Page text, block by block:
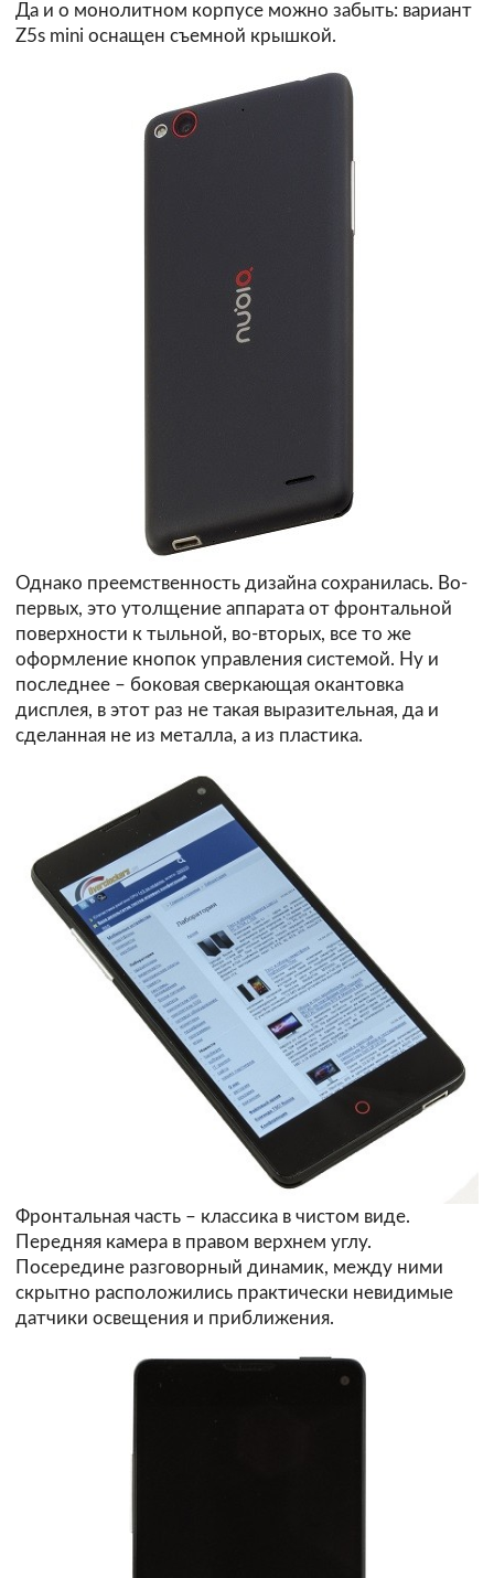
Да и о монолитном корпусе можно забыть: вариант
Z5s mini оснащен съемной крышкой.
Однако преемственность дизайна сохранилась. Во-
первых, это утолщение аппарата от фронтальной
поверхности к тыльной, во-вторых, все то же
оформление кнопок управления системой. Ну и
последнее – боковая сверкающая окантовка
дисплея, в этот раз не такая выразительная, да и
сделанная не из металла, а из пластика.
Фронтальная часть – классика в чистом виде.
Передняя камера в правом верхнем углу.
Посередине разговорный динамик, между ними
скрытно расположились практически невидимые
датчики освещения и приближения.